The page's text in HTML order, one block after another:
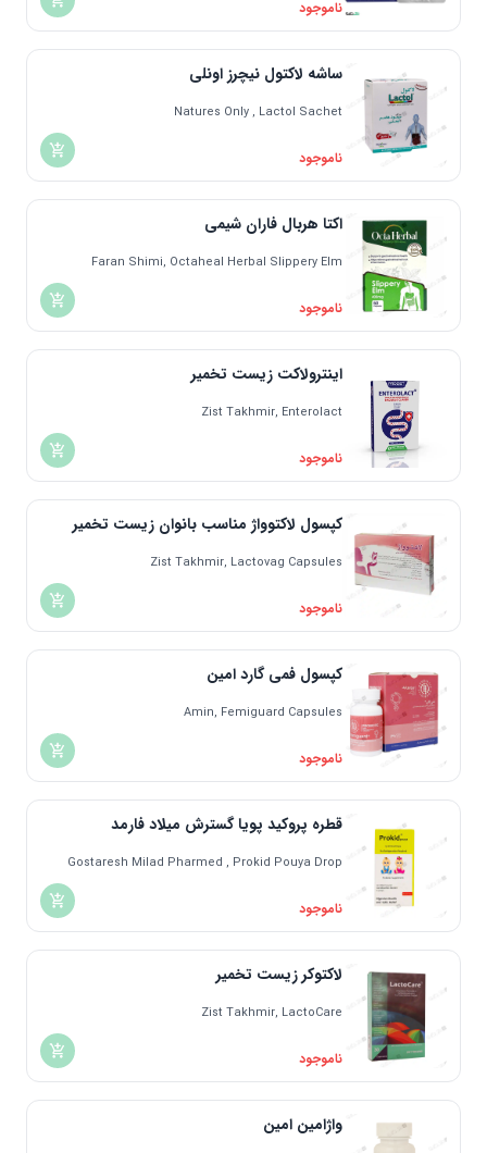
ناموجود
ساشه لاکتول نیچرز اونلی
Natures Only , Lactol Sachet
ناموجود
اکتا هربال فاران شیمی
Faran Shimi, Octaheal Herbal Slippery Elm
ناموجود
اینترولاکت زیست تخمیر
Zist Takhmir, Enterolact
ناموجود
کپسول لاکتوواژ مناسب بانوان زیست تخمیر
Zist Takhmir, Lactovag Capsules
ناموجود
کپسول فمی گارد امین
Amin, Femiguard Capsules
ناموجود
قطره پروکید پویا گسترش میلاد فارمد
Gostaresh Milad Pharmed , Prokid Pouya Drop
ناموجود
لاکتوکر زیست تخمیر
Zist Takhmir, LactoCare
ناموجود
واژامین امین